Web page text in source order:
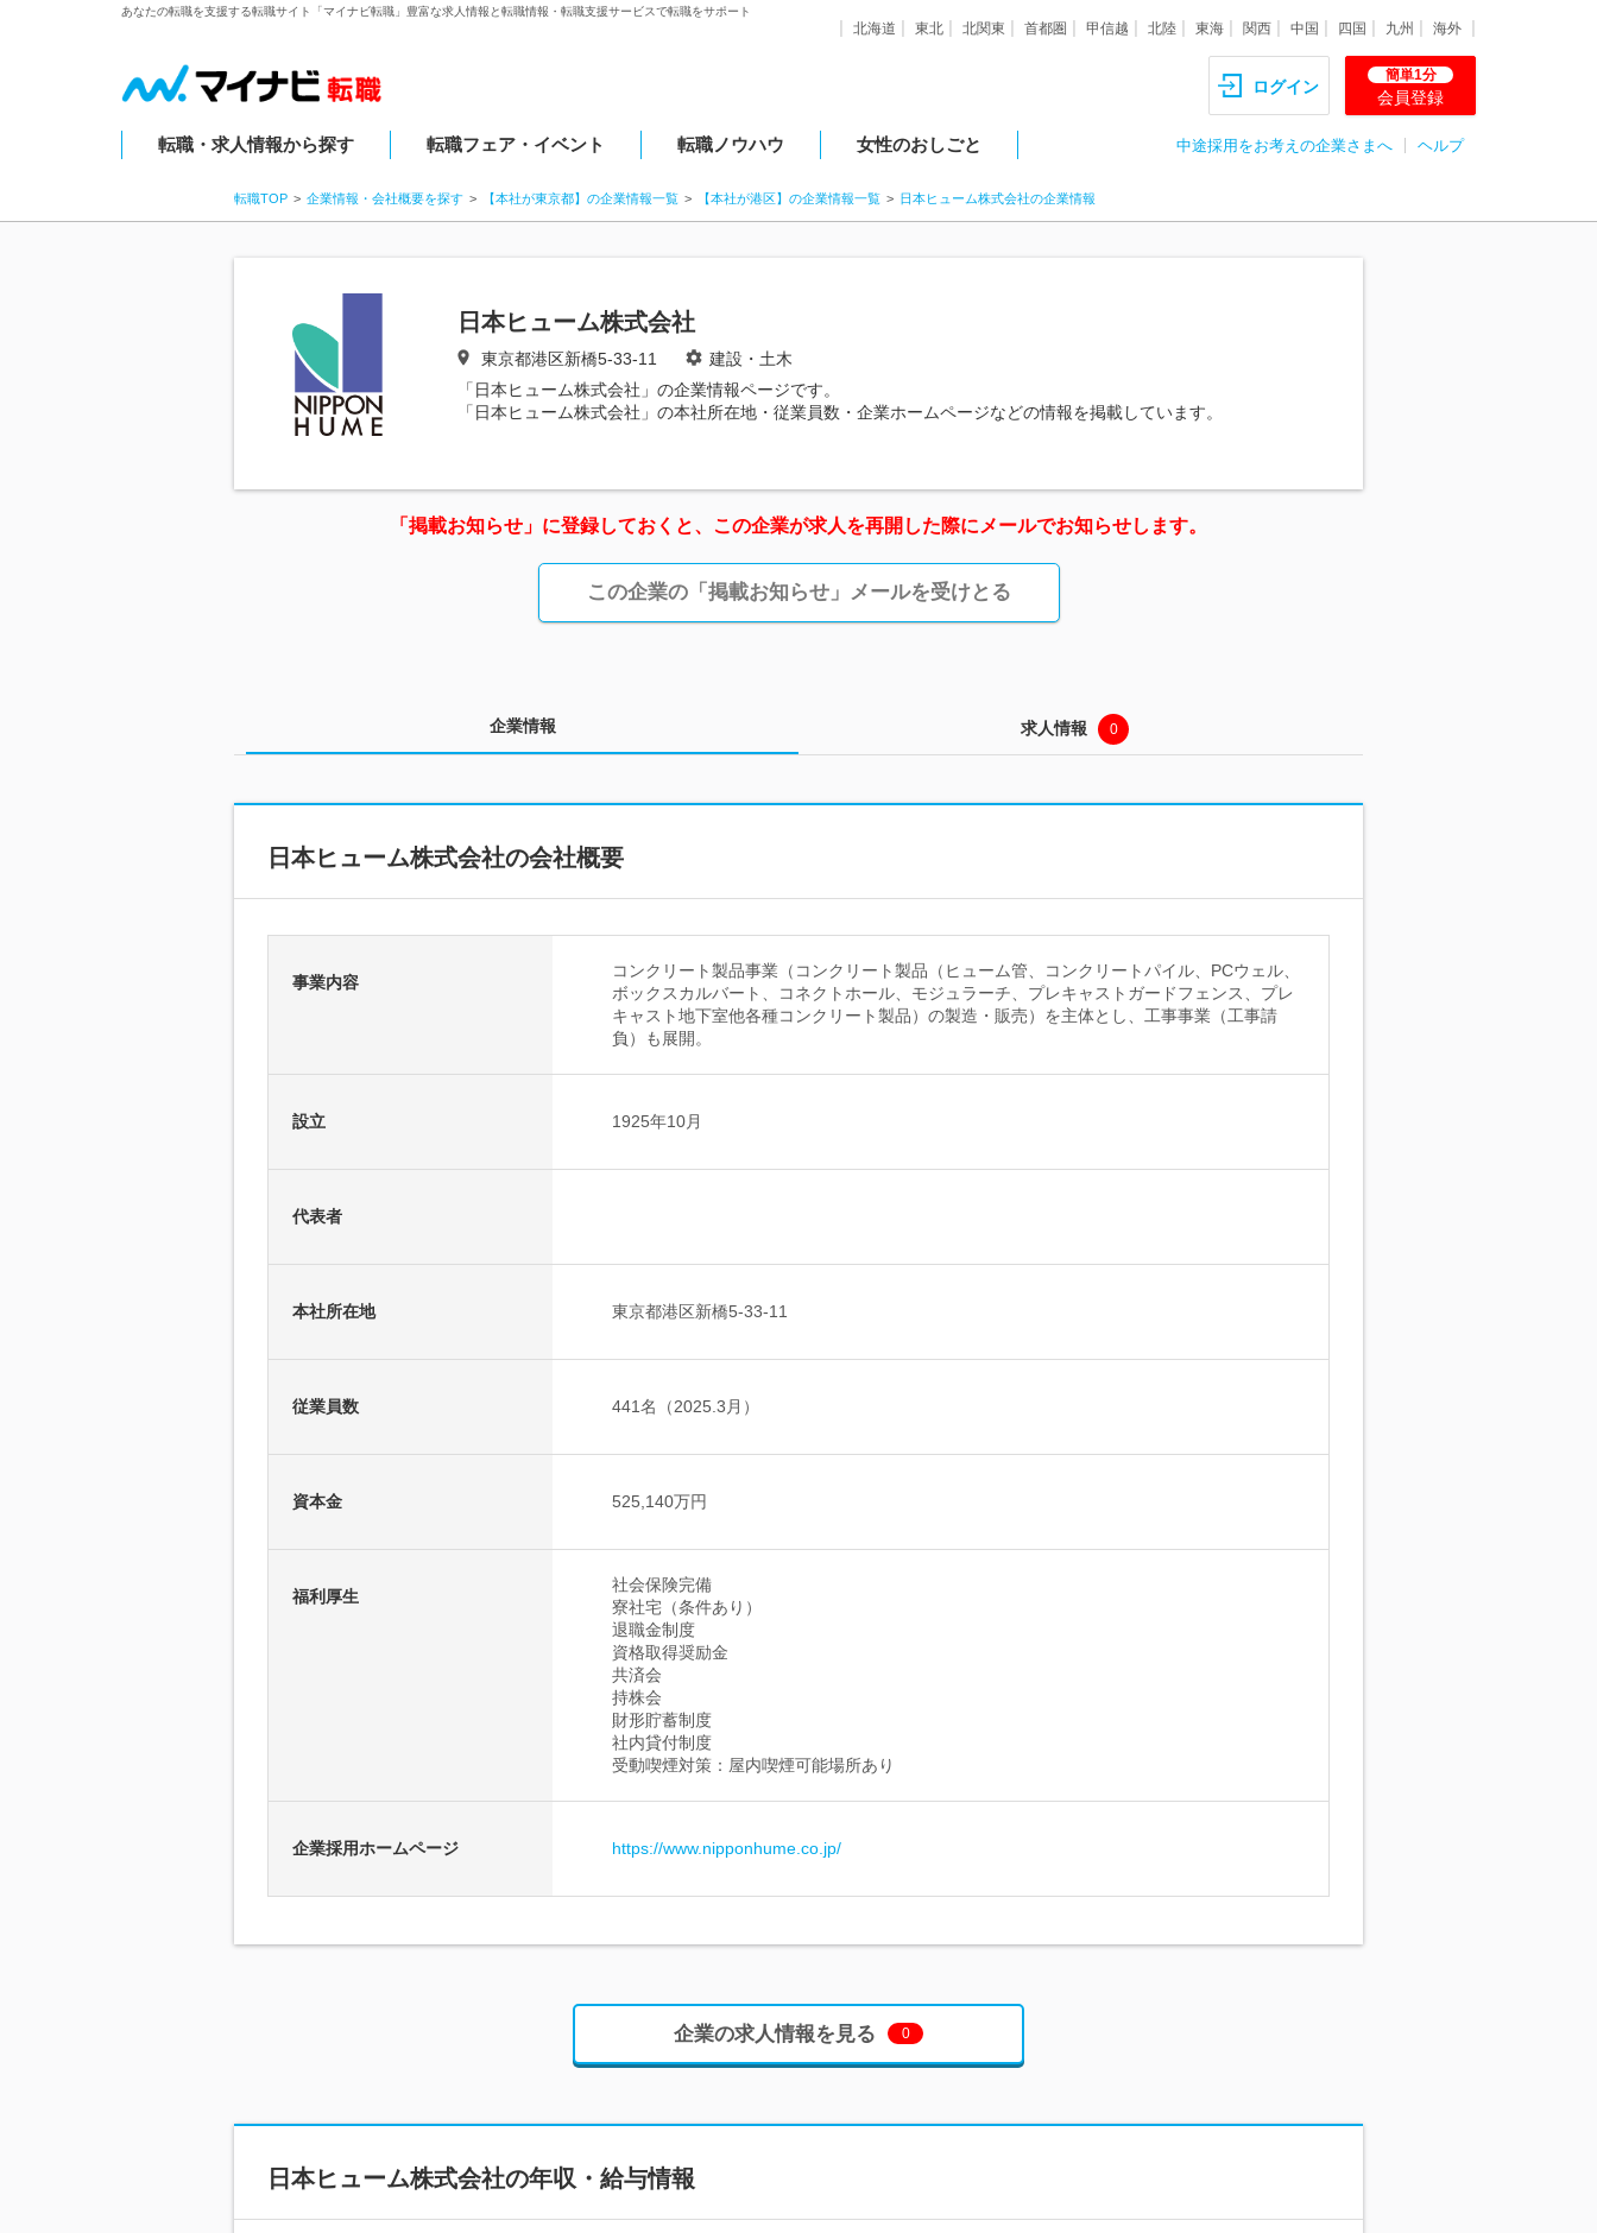
あなたの転職を支援する転職サイト「マイナビ転職」豊富な求人情報と転職情報・転職支援サービスで転職をサポート
北海道 東北 北関東 首都圏 甲信越 北陸 東海 関西 中国 四国 九州 海外
ログイン
簡単1分
会員登録
転職・求人情報から探す 転職フェア・イベント 転職ノウハウ 女性のおしごと 中途採用をお考えの企業さまへ ヘルプ
転職TOP 企業情報・会社概要を探す 【本社が東京都】の企業情報一覧 【本社が港区】の企業情報一覧 日本ヒューム株式会社の企業情報
日本ヒューム株式会社
東京都港区新橋5-33-11
建設・土木
「日本ヒューム株式会社」の企業情報ページです。
「日本ヒューム株式会社」の本社所在地・従業員数・企業ホームページなどの情報を掲載しています。
「掲載お知らせ」に登録しておくと、この企業が求人を再開した際にメールでお知らせします。
この企業の「掲載お知らせ」メールを受けとる
企業情報 求人情報 0
日本ヒューム株式会社の会社概要
事業内容
コンクリート製品事業（コンクリート製品（ヒューム管、コンクリートパイル、PCウェル、
ボックスカルバート、コネクトホール、モジュラーチ、プレキャストガードフェンス、プレ
キャスト地下室他各種コンクリート製品）の製造・販売）を主体とし、工事事業（工事請
負）も展開。
設立 1925年10月
代表者
本社所在地 東京都港区新橋5-33-11
従業員数 441名（2025.3月）
資本金 525,140万円
福利厚生
社会保険完備
寮社宅（条件あり）
退職金制度
資格取得奨励金
共済会
持株会
財形貯蓄制度
社内貸付制度
受動喫煙対策：屋内喫煙可能場所あり
企業採用ホームページ https://www.nipponhume.co.jp/
企業の求人情報を見る 0
日本ヒューム株式会社の年収・給与情報